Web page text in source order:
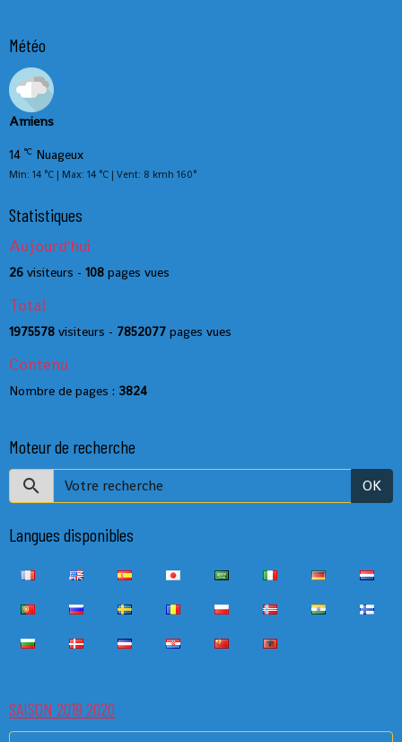
Météo
Amiens
14 °C Nuageux
Min: 14 °C | Max: 14 °C | Vent: 8 kmh 160°
Statistiques
Aujourd'hui
26 visiteurs - 108 pages vues
Total
1975578 visiteurs - 7852077 pages vues
Contenu
Nombre de pages : 3824
Moteur de recherche
OK
Langues disponibles
SAISON 2019 2020